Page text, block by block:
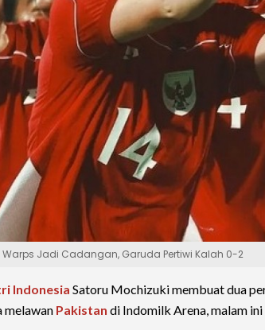
Jadi Cadangan, Garuda Pertiwi Kalah 0-2
Indonesia Satoru Mochizuki membuat dua
melawan Pakistan di Indomilk Arena, malam